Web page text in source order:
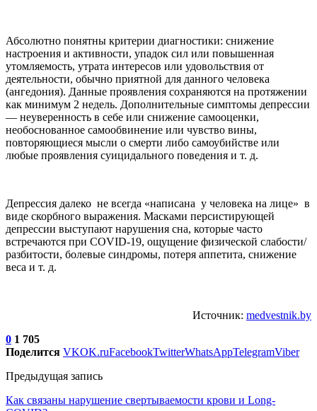
Абсолютно понятны критерии диагностики: снижение
настроения и активности, упадок сил или повышенная
утомляемость, утрата интересов или удовольствия от
деятельности, обычно приятной для данного человека
(ангедония). Данные проявления сохраняются на протяжении
как минимум 2 недель. Дополнительные симптомы депрессии
— неуверенность в себе или снижение самооценки,
необоснованное самообвинение или чувство вины,
повторяющиеся мысли о смерти либо самоубийстве или
любые проявления суицидального поведения и т. д.
Депрессия далеко не всегда «написана у человека на лице» в
виде скорбного выражения. Масками персистирующей
депрессии выступают нарушения сна, которые часто
встречаются при COVID-19, ощущение физической слабости/
разбитости, болевые синдромы, потеря аппетита, снижение
веса и т. д.
Источник: medvestnik.by
0 1 705
Поделится VKOK.ruFacebookTwitterWhatsAppTelegramViber
Предыдущая запись
Как связаны нарушение свертываемости крови и Long-